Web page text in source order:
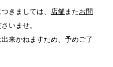
きましては、 店舗またお問
いませ。
来かねますため、予めご了